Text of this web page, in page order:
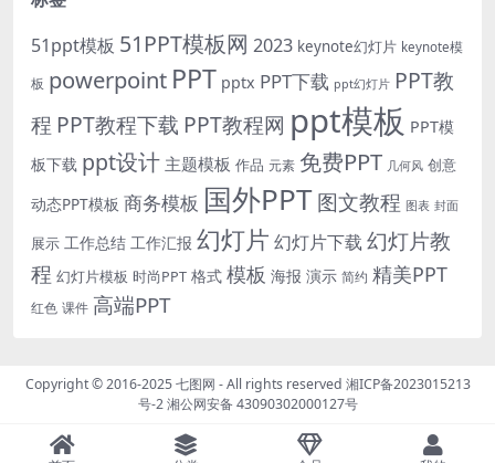
51ppt模板 51PPT模板网 2023 keynote幻灯片 keynote模
板 powerpoint PPT pptx PPT下载 ppt幻灯片 PPT教
程 PPT教程下载 PPT教程网 ppt模板 PPT模
板下载 ppt设计 主题模板 作品 元素 免费PPT 几何风 创意
动态PPT模板 商务模板 国外PPT图文教程 图表 封面
展示 工作总结 工作汇报 幻灯片 幻灯片下载 幻灯片教
程 幻灯片模板 时尚PPT 格式 模板 海报 演示 简约 精美PPT
红色 课件 高端PPT
Copyright © 2016-2025七图网 - All rights reserved 湘ICP备2023015213
号-2湘公网安备 43090302000127号